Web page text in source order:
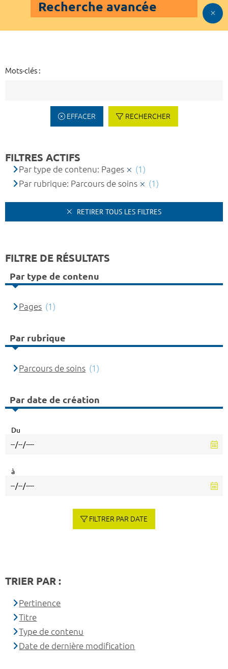
Recherche avancée
Mots-clés :
EFFACER RECHERCHER
FILTRES ACTIFS
Par type de contenu: Pages
(1)
Par rubrique: Parcours de soins
(1)
RETIRER TOUS LES FILTRES
FILTRE DE RÉSULTATS
Par type de contenu
Pages (1)
Par rubrique
Parcours de soins (1)
Par date de création
Du
à
FILTRER PAR DATE
TRIER PAR :
Pertinence
Titre
Type de contenu
Date de dernière modification